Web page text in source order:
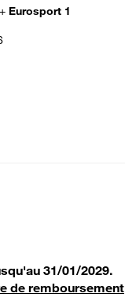
Eurosport 1
31/01/2029.
de remboursement